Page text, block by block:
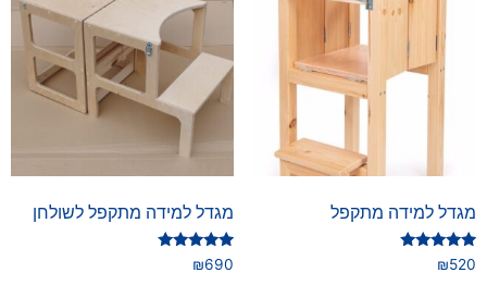
מגדל למידה מתקפל
דורג
5.00
₪520
מגדל למידה מתקפל לשולחן
דורג
5.00
₪690